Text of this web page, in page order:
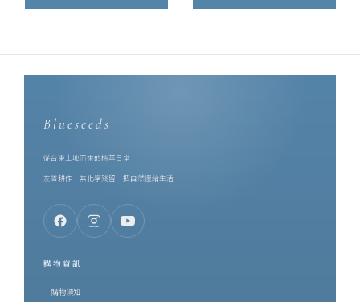
Blueseeds
從台東土地而來的植萃日常
友善耕作．無化學殘留．把自然還給生活
購物資訊
購物須知